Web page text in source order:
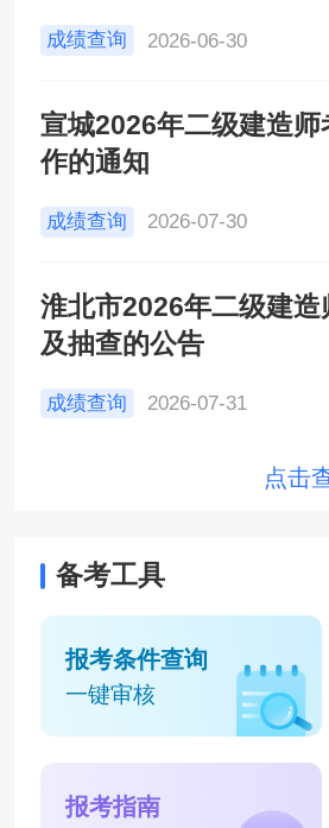
成绩查询 2026-06-30
宣城2026年二级建造
作的通知
成绩查询 2026-07-30
淮北市2026年二级建
及抽查的公告
成绩查询 2026-07-31
点击
备考工具
报考条件查询
一键审核
报考指南